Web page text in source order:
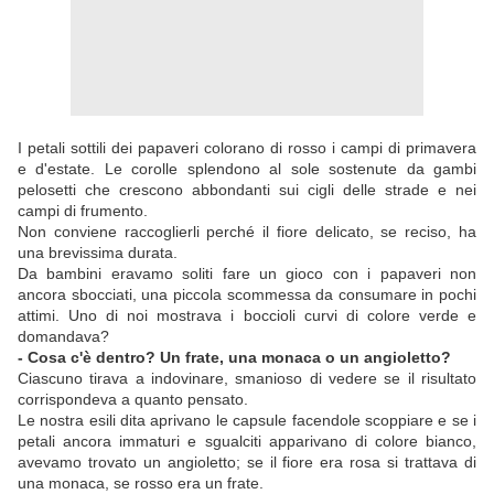
I petali sottili dei papaveri colorano di rosso i campi di primavera
e d'estate. Le corolle splendono al sole sostenute da gambi
pelosetti che crescono abbondanti sui cigli delle strade e nei
campi di frumento.
Non conviene raccoglierli perché il fiore delicato, se reciso, ha
una brevissima durata.
Da bambini eravamo soliti fare un gioco con i papaveri non
ancora sbocciati, una piccola scommessa da consumare in pochi
attimi. Uno di noi mostrava i boccioli curvi di colore verde e
domandava?
- Cosa c'è dentro? Un frate, una monaca o un angioletto?
Ciascuno tirava a indovinare, smanioso di vedere se il risultato
corrispondeva a quanto pensato.
Le nostra esili dita aprivano le capsule facendole scoppiare e se i
petali ancora immaturi e sgualciti apparivano di colore bianco,
avevamo trovato un angioletto; se il fiore era rosa si trattava di
una monaca, se rosso era un frate.